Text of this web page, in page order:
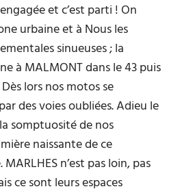
et c’est parti ! On
urbaine et à Nous les
sinueuses ; la
à MALMONT dans le 43 puis
lors nos motos se
des voies oubliées. Adieu le
somptuosité de nos
naissante de ce
n’est pas loin, pas
ce sont leurs espaces